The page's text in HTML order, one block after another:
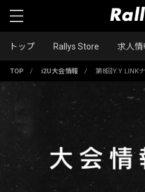
トップ Rallys Store 求人情
TOP / i2U大会情報 / 第8回Y.Y LINK